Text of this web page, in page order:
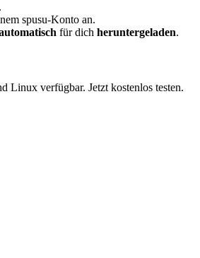
spusu-Konto an.
für dich heruntergeladen.
Linux verfügbar. Jetzt kostenlos testen.